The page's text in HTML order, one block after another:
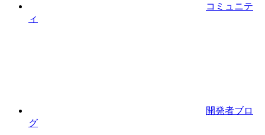
コミュニテ
ィ
開発者ブロ
グ